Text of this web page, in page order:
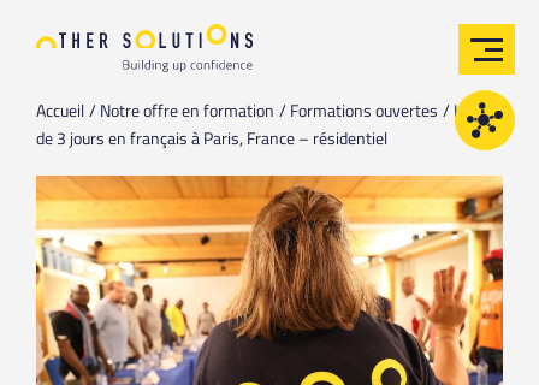
Accueil Notre offre en formation Formations ouvertes
HEAT
de 3 jours en français à Paris, France – résidentiel